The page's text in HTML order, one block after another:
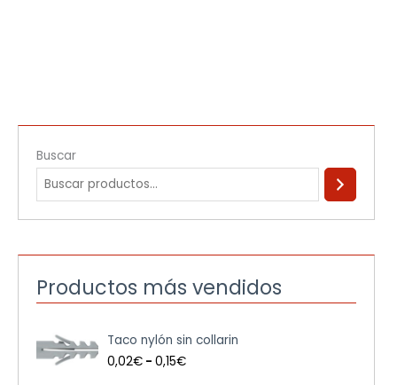
Buscar
Productos más vendidos
Taco nylón sin collarin
0,02€ - 0,15€
a
n